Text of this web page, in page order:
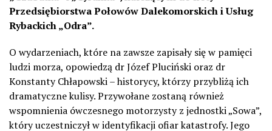
Przedsiębiorstwa Połowów Dalekomorskich i Usług
Rybackich „Odra”.
O wydarzeniach, które na zawsze zapisały się w pamięci
ludzi morza, opowiedzą dr Józef Pluciński oraz dr
Konstanty Chłapowski – historycy, którzy przybliżą ich
dramatyczne kulisy. Przywołane zostaną również
wspomnienia ówczesnego motorzysty z jednostki „Sowa”,
który uczestniczył w identyfikacji ofiar katastrofy. Jego